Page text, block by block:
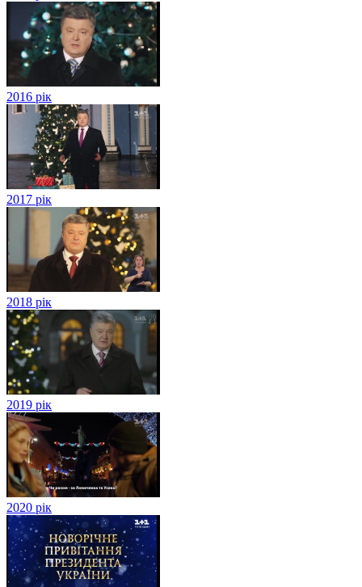
2016 рік
2017 рік
2018 рік
2019 рік
2020 рік